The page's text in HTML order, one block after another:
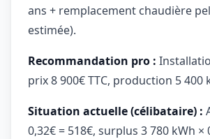
ans + remplacement chaudière
estimée).
Recommandation pro :
prix 8 900€ TTC, production 5 400
Situation actuelle (célibataire) :
0,32€ = 518€, surplus 3 780 kWh